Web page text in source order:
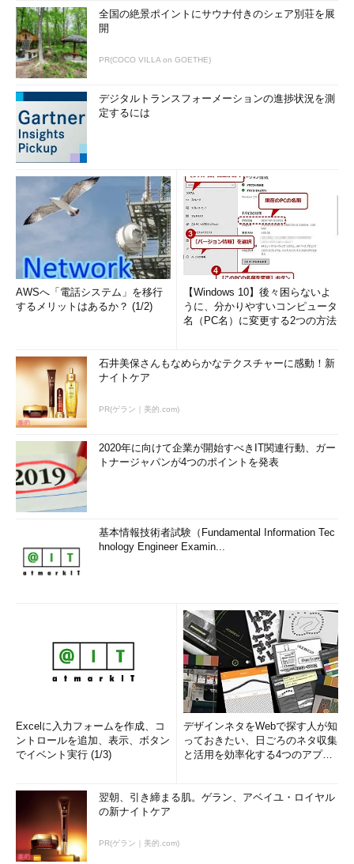
全国の絶景ポイントにサウナ付きのシェア別荘を展
開
PR(COCO VILLA on GOETHE)
デジタルトランスフォーメーションの進捗状況を測
定するには
AWSへ「電話システム」を移行
するメリットはあるか？ (1/2)
【Windows 10】後々困らないよ
うに、分かりやすいコンピュータ
名（PC名）に変更する2つの方法
石井美保さんもなめらかなテクスチャーに感動！新
ナイトケア
PR(ゲラン｜美的.com)
2020年に向けて企業が開始すべきIT関連行動、ガー
トナージャパンが4つのポイントを発表
基本情報技術者試験（Fundamental Information Tec
hnology Engineer Examin...
Excelに入力フォームを作成、コ
ントロールを追加、表示、ボタン
でイベント実行 (1/3)
デザインネタをWebで探す人が知
っておきたい、日ごろのネタ収集
と活用を効率化する4つのアプリ
翌朝、引き締まる肌。ゲラン、アベイユ・ロイヤル
の新ナイトケア
PR(ゲラン｜美的.com)